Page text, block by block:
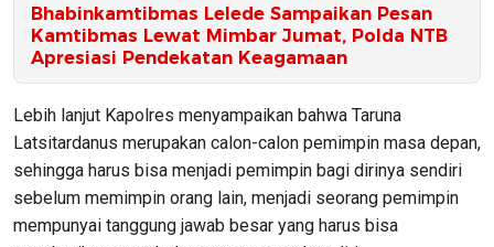
Bhabinkamtibmas Lelede Sampaikan Pesan
Kamtibmas Lewat Mimbar Jumat, Polda NTB
Apresiasi Pendekatan Keagamaan
Lebih lanjut Kapolres menyampaikan bahwa Taruna
Latsitardanus merupakan calon-calon pemimpin masa depan,
sehingga harus bisa menjadi pemimpin bagi dirinya sendiri
sebelum memimpin orang lain, menjadi seorang pemimpin
mempunyai tanggung jawab besar yang harus bisa